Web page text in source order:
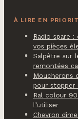
À LIRE EN
Radio spare
vos pièces
Salpêtre sur
remontées
Moucherons
pour stopper
Ral colour
l’utiliser
Chevron